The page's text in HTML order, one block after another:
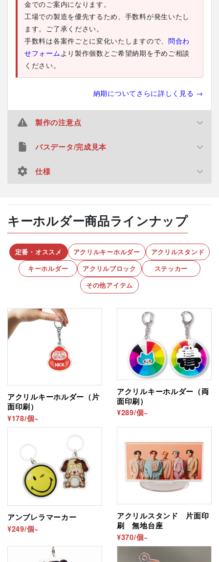
金でのご案内になります。
工場での製造を優先するため、手数料が発生いたし
ます。ご了承ください。
手数料は各案件ごとに変化いたしますので、 問合わ
せフォーム より製作個数とご希望納期を予めご相談
ください。
納期についてさらに詳しく見る →
製作の注意点
「サイズ」「印刷仕様」「接続パーツ」の組み合わせ
がすべて同一仕様で、デザインのみが異なるご 注文
最小ロットのご案内
1デザインにつき30個からのご注文を承っておりま
す。 例：2デザインの場合…各30個・計60個以上の
ご注文が必要です。
個別包装について
OPP透明袋での個別包装込みの金額となります。
デザインの発色について
薄い淡色はインク分量も薄いため印刷が見えづらくな
ることがございます。 色味が不安な場合は「
校正品
作成オプション
」をご利用ください。
パスデータ/完成見本
デザインデータについて
りますので、画像やイラストを送っていただくだけで簡単
に制作が可能です。デザインデータをご自身で作成される
お客様は、ご希望のカットラインと白版部分をIllustrator
で作成をお願いします。詳細は完成見本をダウンロードい
ただき、 ご確認くださいませ。
不要な背景の削除、追加の文字入れなどのデザイン加工を
ご希望の場合も可能な限り対応いたします。 詳しくは
ザインデータ作成サービスのページをご確認ください。
仕様
カニカン：真鍮（1.2㎜×0.7㎜、フックの内
サイズ 3～6㎝以内
UVインクジェット印刷（片面2層印刷：裏刷
キーホルダー商品ラインナップ
定番・オススメ アクリルキーホルダー
アクリルスタンド
キーホルダー
アクリルブロック
ステッカー
その他アイテム
アクリルキーホルダー（片
面印刷）
¥178/個~
アクリルキーホルダー（両
面印刷）
¥289/個~
アンブレラマーカー
¥249/個~
アクリルスタンド 片面印
刷 無地台座
¥370/個~